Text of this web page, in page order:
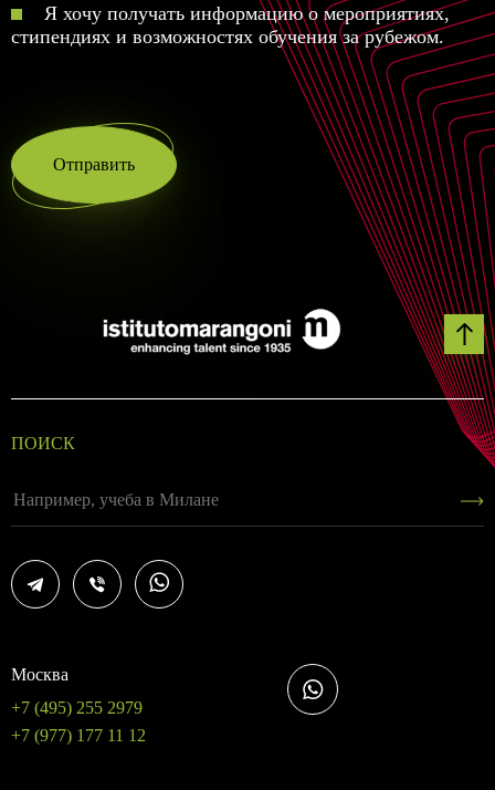
Я хочу получать информацию о мероприятиях,
стипендиях и возможностях обучения за рубежом.
Отправить
ПОИСК
Москва
+7 (495) 255 2979
+7 (977) 177 11 12